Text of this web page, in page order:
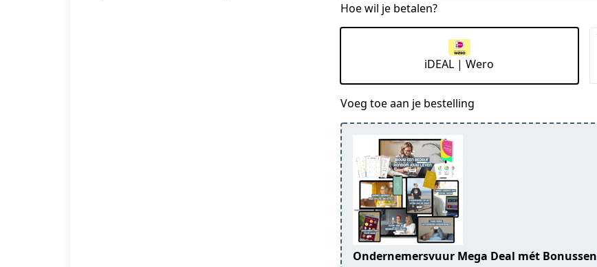
Hoe wil je betalen?
iDEAL | Wero
Voeg toe aan je bestelling
Ondernemersvuur Mega Deal mét Bonussen